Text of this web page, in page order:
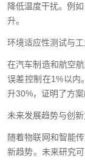
降低温度干扰。例
升。
环境适应性测试与工
在汽车制造和航空
误差控制在1%以内
升30%，证明了方案
未来发展趋势与创
随着物联网和智能
新趋势。未来研究